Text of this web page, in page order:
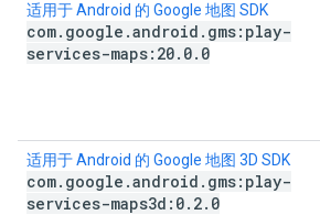
适用于 Android 的 Google 地图 SDK
com. google .android . gms:play-
services-maps:20. 0. 0
适用于 Android 的 Google 地图 3D SDK
com. google .android . gms:play-
services-maps3d:0. 2. 0